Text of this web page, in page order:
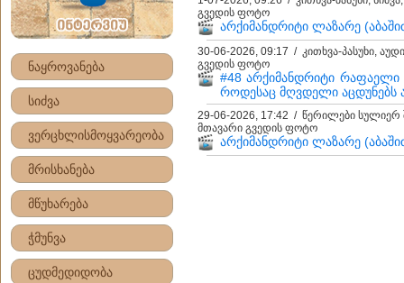
ნაყროვანება
სიძვა
ვერცხლისმოყვარეობა
მრისხანება
მწუხარება
ჭმუნვა
ცუდმედიდობა
გვედის ფოტო
არქიმანდრიტი ლაზარე
30-06-2026, 09:17 / კითხვა-პასუხი,
გვედის ფოტო
#48 არქიმანდრიტი
როდესაც მღვდელი აცდუნებს
29-06-2026, 17:42 / წერილები სულიერ
მთავარი გვედის ფოტო
არქიმანდრიტი ლაზარე